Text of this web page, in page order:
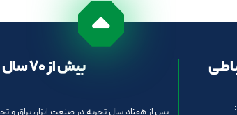
بیش از 70 سال تجربه
پس از هفتاد سال تجربه در صنعت ابزار، یراق و